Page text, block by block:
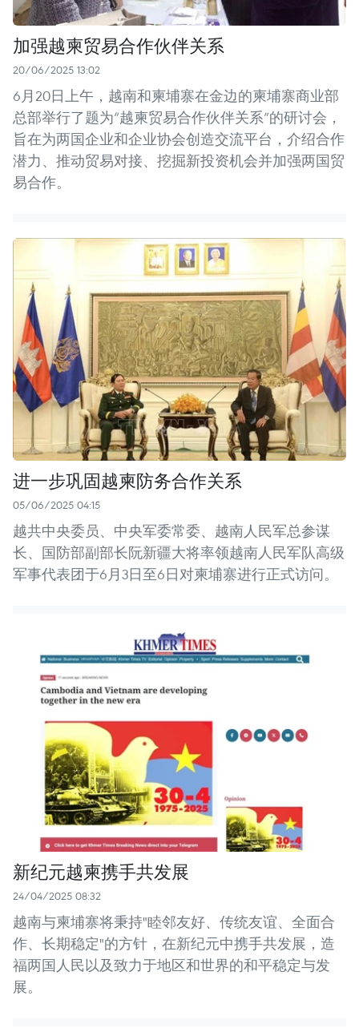
加强越柬贸易合作伙伴关系
20/06/2025 13:02
6月20日上午，越南和柬埔寨在金边的柬埔寨商业部
总部举行了题为“越柬贸易合作伙伴关系”的研讨会，
旨在为两国企业和企业协会创造交流平台，介绍合作
潜力、推动贸易对接、挖掘新投资机会并加强两国贸
易合作。
进一步巩固越柬防务合作关系
05/06/2025 04:15
越共中央委员、中央军委常委、越南人民军总参谋
长、国防部副部长阮新疆大将率领越南人民军队高级
军事代表团于6月3日至6日对柬埔寨进行正式访问。
新纪元越柬携手共发展
24/04/2025 08:32
越南与柬埔寨将秉持"睦邻友好、传统友谊、全面合
作、长期稳定"的方针，在新纪元中携手共发展，造
福两国人民以及致力于地区和世界的和平稳定与发
展。